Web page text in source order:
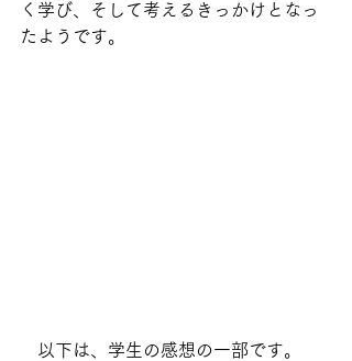
く学び、そして考えるきっかけとなっ
たようです。
以下は、学生の感想の一部です。